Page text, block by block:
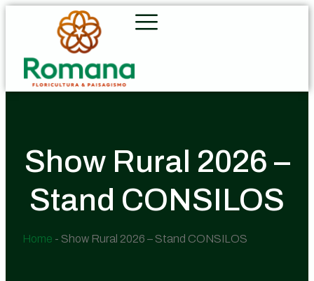
Show Rural 2026 –
Stand CONSILOS
Home - Show Rural 2026 – Stand CONSILOS